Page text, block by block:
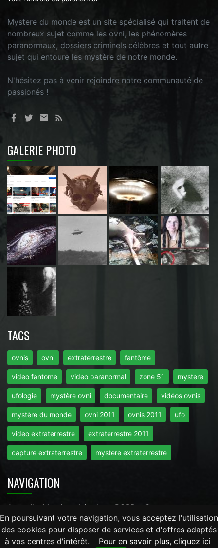
En poursuivant votre navigation, vous acceptez l'utilisation
des cookies pour disposer de services et d'offres adaptés
à vos centres d'intérêt.
Pour en savoir plus, cliquez ici
Mystere du monde est un site spécialisé qui traitent de
nombreux sujet comme les ovni, les phénomères
paranormaux, dossiers criminels célèbres et tout autre
sujet qui entoure les mystère de notre monde.
N'hésitez pas à venir rejoindre notre communauté de
passionés !
GALERIE PHOTO
TAGS
ovnis ovni extraterrestre fantôme
video fantome video paranormal zone 51 mystere
ufologie mystère ovni documentaire vidéos ovnis
mystère du monde ovni 2011 ovnis 2011 ufo
video extraterrestre extraterrestre 2011
capture extraterrestre mystere extraterrestre
NAVIGATION
Accueil Mentions Légales RGPD Contact
Tout droits réservés © 2026 - Mysteredumonde.com -